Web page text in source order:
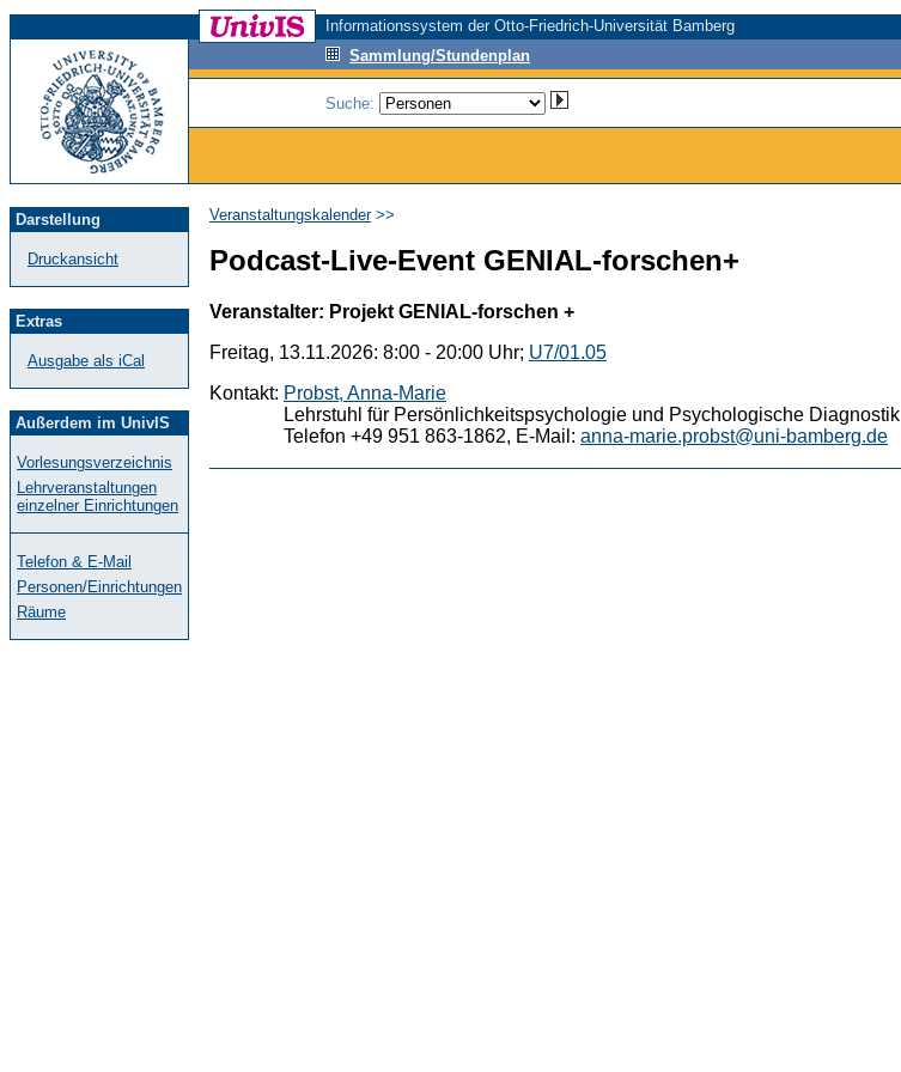
Informationssystem der Otto-Friedrich-Universität Bamberg
Sammlung/Stundenplan
Suche:
Darstellung
Druckansicht
Extras
Ausgabe als iCal
Außerdem im UnivIS
Vorlesungsverzeichnis
Lehrveranstaltungen
einzelner Einrichtungen
Telefon & E-Mail
Personen/Einrichtungen
Räume
Veranstaltungskalender>>
Podcast-Live-Event GENIAL-forschen+
Veranstalter: Projekt GENIAL-forschen +
Freitag, 13.11.2026: 8:00 - 20:00 Uhr; U7/01.05
Kontakt: Probst, Anna-Marie
Lehrstuhl für Persönlichkeitspsychologie und Psychologische Diagnostik
Telefon +49 951 863-1862, E-Mail: anna-marie.probst@uni-bamberg.de